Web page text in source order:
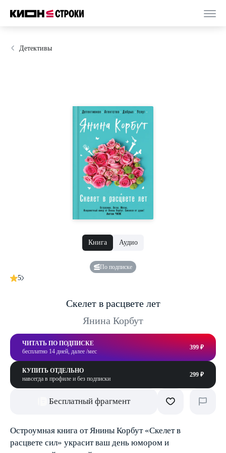
Детективы
Книга Аудио
По подписке
5
Скелет в расцвете лет
Янина Корбут
ЧИТАТЬ ПО ПОДПИСКЕ
бесплатно 14 дней, далее /мес
399 ₽
КУПИТЬ ОТДЕЛЬНО
навсегда в профиле и без подписки
299 ₽
Бесплатный фрагмент
Остроумная книга от Янины Корбут «Скелет в
расцвете сил» украсит ваш день юмором и